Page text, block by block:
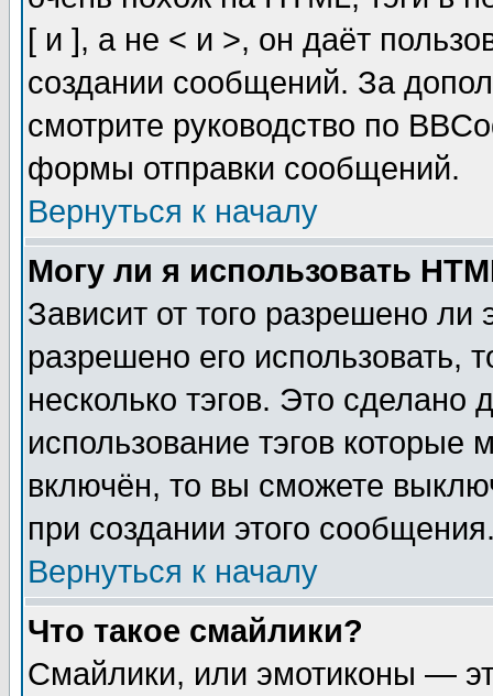
[ и ], а не < и >, он даёт
создании сообщений. За
смотрите руководство по
формы отправки сообщений.
Вернуться к началу
Могу ли я использовать
Зависит от того разрешено
разрешено его использовать,
несколько тэгов. Это сделано
использование тэгов
включён, то вы сможете
при создании этого
Вернуться к началу
Что такое смайлики?
Смайлики, или эмотиконы —